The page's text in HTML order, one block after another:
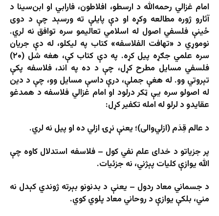
امام غزالي رحمه‌الله د ارسطو، افلاطون، فارابي او ابن‌سينا د
آثارو ژوره مطالعه وکړه او دې پایلې ته ورسېد چې د دوی
ځینې فلسفي اصول له اسلامي تعالیمو سره توافق نه لري.
نوموړي د «تهافت الفلاسفه» کتاب په لیکلو، له دې جریان
سره علمي جګړه پیل کړه. په دې کتاب کې، هغه شل (۲۰)
فلسفي مسایل مطرح کړل، چې د ده په اند، فلاسفه پکې
تېروتي وو. له هغې جملې، درې داسې مسایل وو، چې د دین
له اصولو سره یې ټکر درلود او امام غزالي فلاسفه د همدغو
عقایدو د لرلو له امله تکفیر کړل:
د عالم قِدَم (ازلي‌والی)؛ یعنې نړۍ ازلي ده او پیل نه لري.
پر جزیاتو د خدای علم نفي کول – فلاسفه استدلال کاوه چې
الله یوازې کلیات پېژني، نه جزئیات.
د جسماني معاد ردول – یعنې د بدنونو بېرته ژوندي کېدل نه
مني، بلکې یوازې د روحاني معاد پلوي کوي.